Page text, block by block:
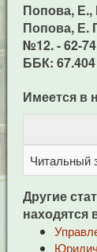
Попова, Е.,
Попова, Е.
№12. - 62-74
ББК: 67.404
Имеется в
Читальный
Другие
находятся